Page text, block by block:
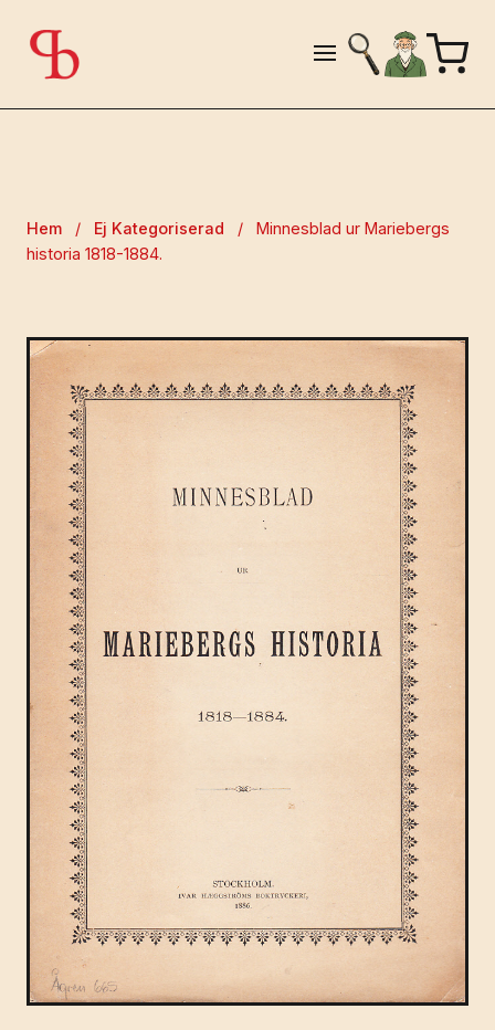
Hem / Ej Kategoriserad /
Minnesblad ur Mariebergs
historia 1818-1884.